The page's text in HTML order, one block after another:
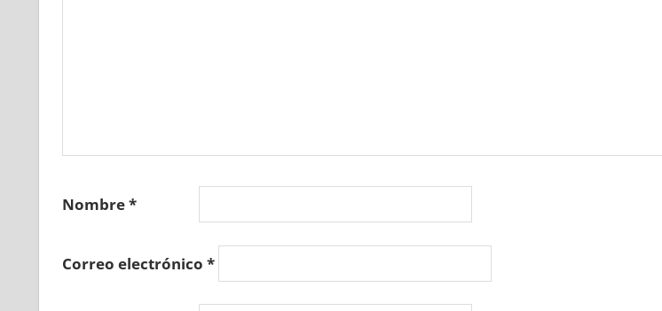
Nombre*
Correo electrónico *